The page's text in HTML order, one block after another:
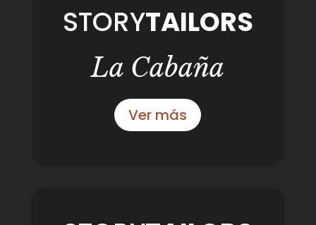
STORYTAILORS
La Cabaña
Ver más